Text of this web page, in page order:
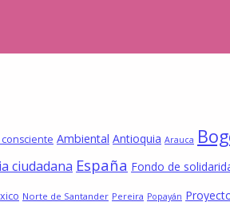
Ambiental Antioquia Arauca
ciudadana España Fondo de
Norte de Santander Pereira Popayán